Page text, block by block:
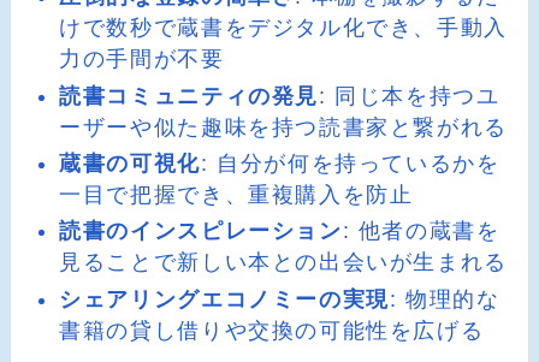
けで数秒で蔵書をデジタル化でき、手動入
力の手間が不要
読書コミュニティの発見: 同じ本を持つユ
ーザーや似た趣味を持つ読書家と繋がれる
蔵書の可視化: 自分が何を持っているかを
一目で把握でき、重複購入を防止
読書のインスピレーション: 他者の蔵書を
見ることで新しい本との出会いが生まれる
シェアリングエコノミーの実現: 物理的な
書籍の貸し借りや交換の可能性を広げる